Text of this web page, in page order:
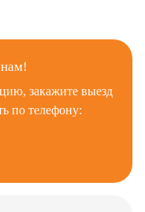
закажите выезд
по телефону: